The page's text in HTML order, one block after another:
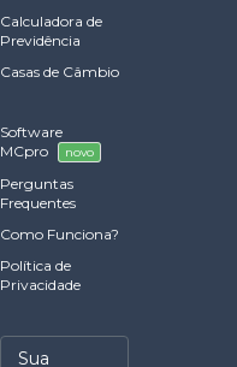
Calculadora de
Previdência
Casas de Câmbio
Software
MCpro
novo
Perguntas
Frequentes
Como Funciona?
Política de
Privacidade
Sua